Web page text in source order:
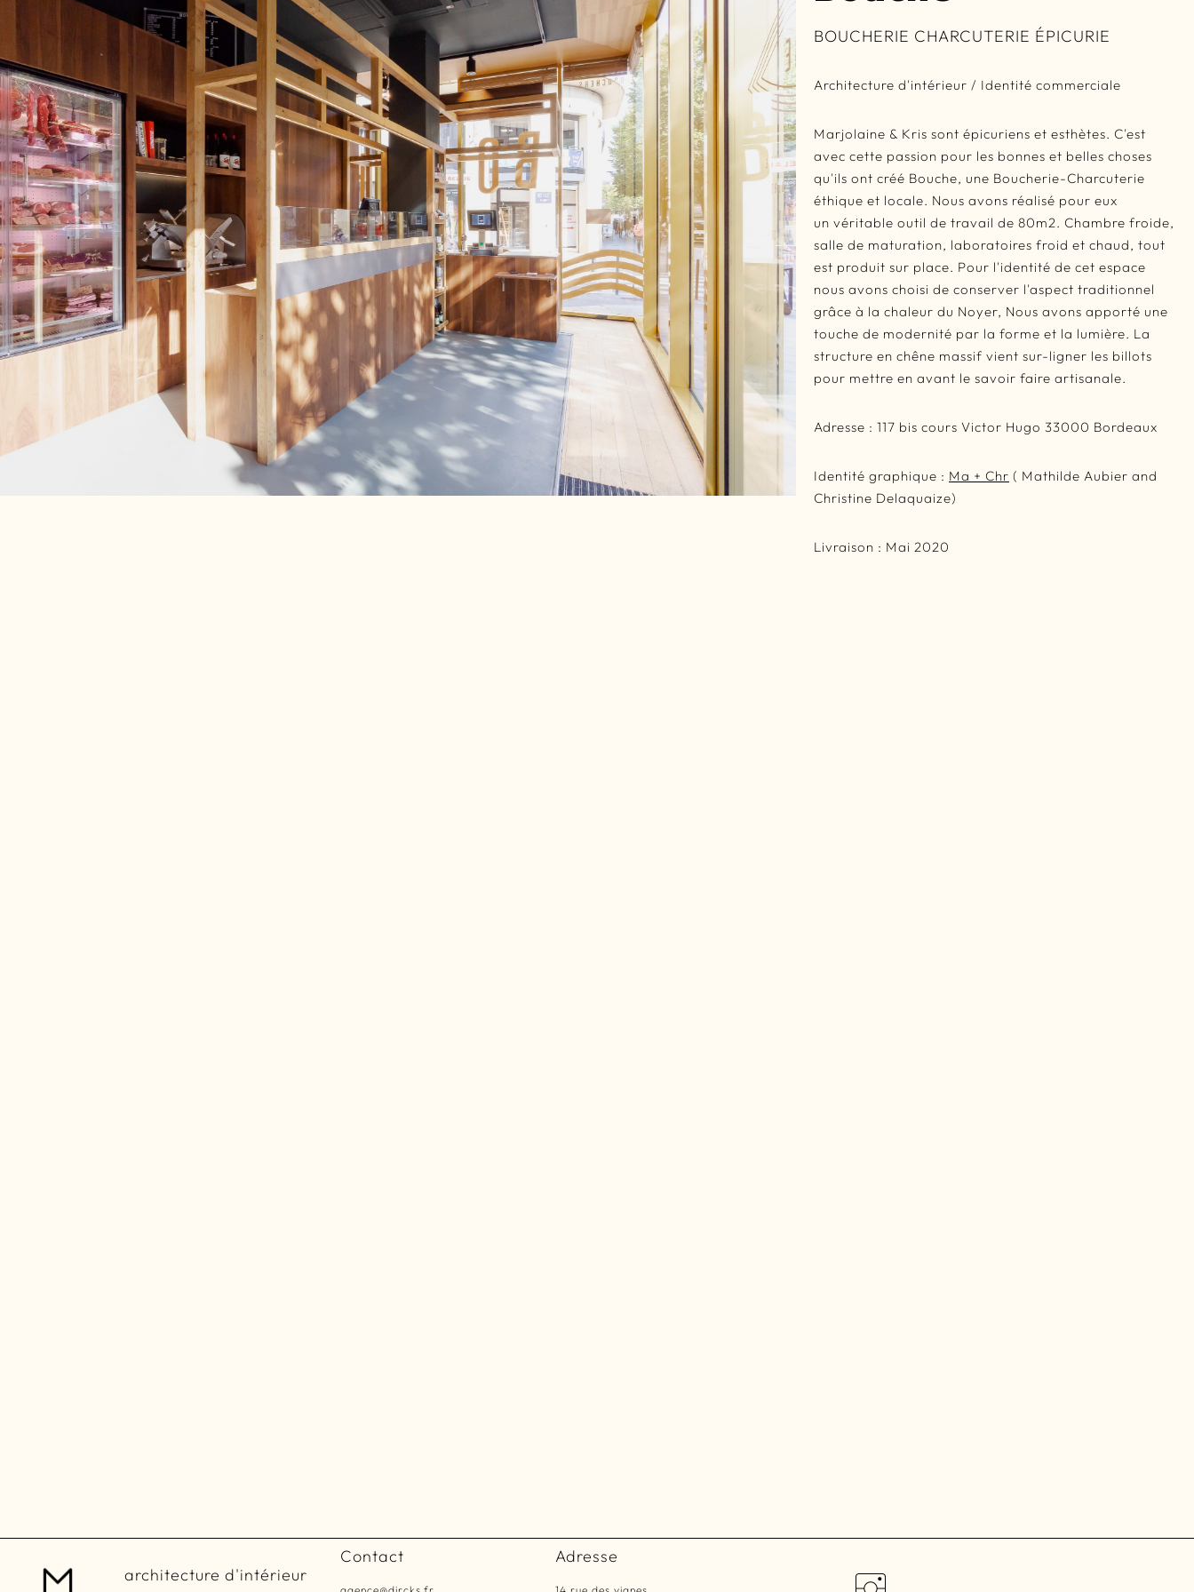
BOUCHERIE CHARCUTERIE ÉPICURIE
Architecture d'intérieur / Identité commerciale
Marjolaine & Kris sont épicuriens et esthètes. C'est
avec cette passion pour les bonnes et belles choses
qu'ils ont créé Bouche, une Boucherie-Charcuterie
éthique et locale. Nous avons réalisé pour eux
un véritable outil de travail de 80m2. Chambre froide,
salle de maturation, laboratoires froid et chaud, tout
est produit sur place. Pour l'identité de cet espace
nous avons choisi de conserver l'aspect traditionnel
grâce à la chaleur du Noyer, Nous avons apporté une
touche de modernité par la forme et la lumière. La
structure en chêne massif vient sur-ligner les billots
pour mettre en avant le savoir faire artisanale.
Adresse : 117 bis cours Victor Hugo 33000 Bordeaux
Identité graphique : Ma + Chr ( Mathilde Aubier and
Christine Delaquaize)
Livraison : Mai 2020
architecture d'intérieur
Contact Adresse